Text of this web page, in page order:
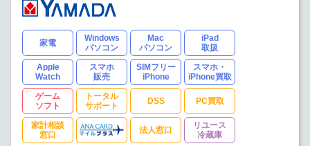
家電
Windows
パソコン
Mac
パソコン
iPad
取扱
Apple
Watch
スマホ
販売
SIMフリー
iPhone
スマホ・
iPhone買取
ゲーム
ソフト
トータル
サポート
DSS PC買取
家計相談
窓口
法人窓口
リユース
冷蔵庫